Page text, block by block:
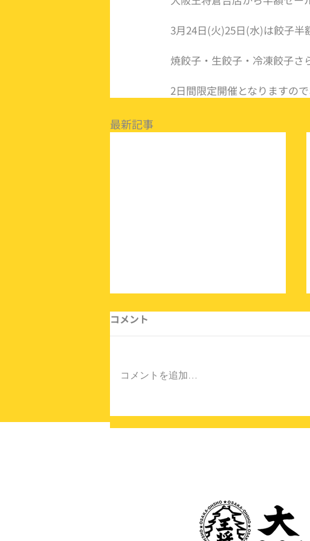
3月24日(火)25日(水)は餃子
焼餃子・生餃子・冷凍餃子さ
2日間限定開催となりますの
最新記事
お盆の集まりにオードブルを
♪
コメント
コメントを追加…